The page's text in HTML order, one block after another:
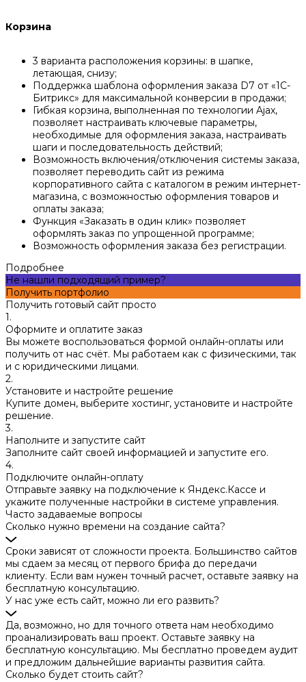
Корзина
3 варианта расположения корзины: в шапке,
летающая, снизу;
Поддержка шаблона оформления заказа D7 от «1С-
Битрикс» для максимальной конверсии в продажи;
Гибкая корзина, выполненная по технологии Ajax,
позволяет настраивать ключевые параметры,
необходимые для оформления заказа, настраивать
шаги и последовательность действий;
Возможность включения/отключения системы заказа,
позволяет переводить сайт из режима
корпоративного сайта с каталогом в режим интернет-
магазина, с возможностью оформления товаров и
оплаты заказа;
Функция «Заказать в один клик» позволяет
оформлять заказ по упрощенной программе;
Возможность оформления заказа без регистрации.
Подробнее
Не нашли подходящий пример?
Получить портфолио
Получить готовый сайт просто
1.
Оформите и оплатите заказ
Вы можете воспользоваться формой онлайн-оплаты или
получить от нас счёт. Мы работаем как с физическими, так
и с юридическими лицами.
2.
Установите и настройте решение
Купите домен, выберите хостинг, установите и настройте
решение.
3.
Наполните и запустите сайт
Заполните сайт своей информацией и запустите его.
4.
Подключите онлайн-оплату
Отправьте заявку на подключение к Яндекс.Кассе и
укажите полученные настройки в системе управления.
Часто задаваемые вопросы
Сколько нужно времени на создание сайта?
Сроки зависят от сложности проекта. Большинство сайтов
мы сдаем за месяц от первого брифа до передачи
клиенту. Если вам нужен точный расчет, оставьте заявку на
бесплатную консультацию.
У нас уже есть сайт, можно ли его развить?
Да, возможно, но для точного ответа нам необходимо
проанализировать ваш проект. Оставьте заявку на
бесплатную консультацию. Мы бесплатно проведем аудит
и предложим дальнейшие варианты развития сайта.
Сколько будет стоить сайт?